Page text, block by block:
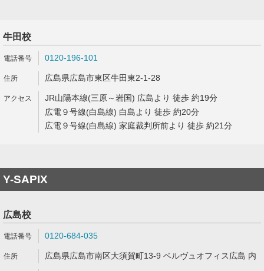
牛田校
0120-196-101
広島県広島市東区牛田東2-1-28
JR山陽本線(三原～岩国) 広島より 徒歩 約19分
広電９号線(白島線) 白島より 徒歩 約20分
広電９号線(白島線) 家庭裁判所前より 徒歩 約21分
Y-SAPIX
広島校
0120-684-035
広島県広島市南区大須賀町13-9 ベルヴュオフィス広島 内